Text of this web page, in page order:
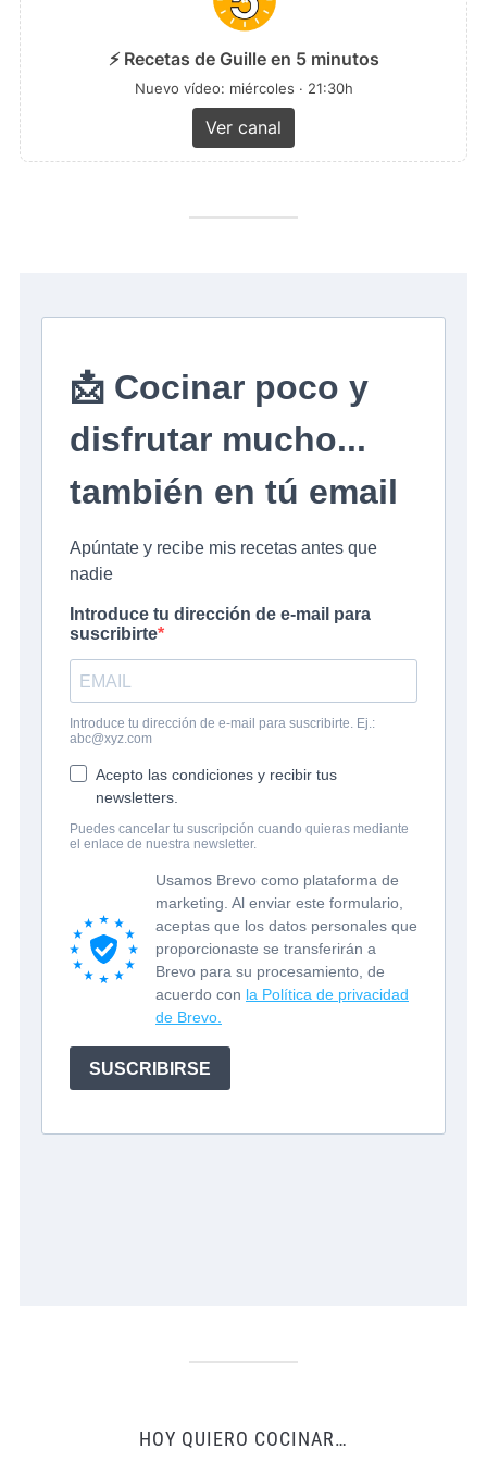
⚡ Recetas de Guille en 5 minutos
Nuevo vídeo: miércoles · 21:30h
Ver canal
HOY QUIERO COCINAR…